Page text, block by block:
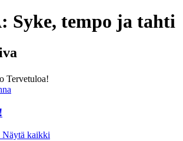
Syke, tempo ja tahti
Tervetuloa!
Näytä kaikki